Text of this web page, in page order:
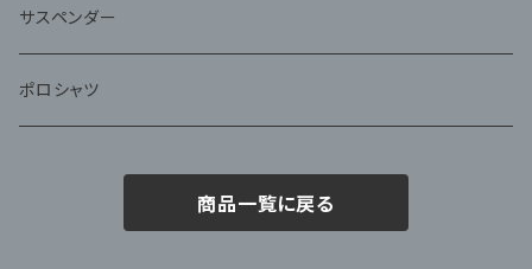
サスペンダー
ポロシャツ
商品一覧に戻る